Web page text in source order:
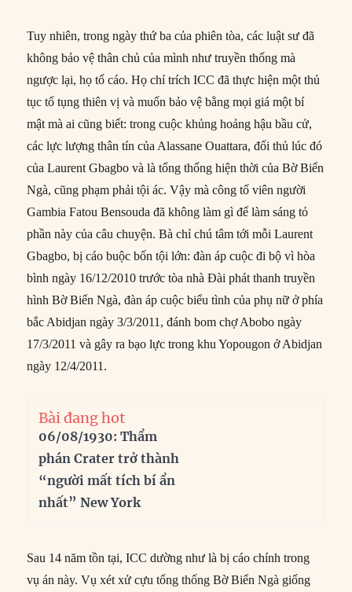
Tuy nhiên, trong ngày thứ ba của phiên tòa, các luật sư đã
không bảo vệ thân chủ của mình như truyền thống mà
ngược lại, họ tố cáo. Họ chỉ trích ICC đã thực hiện một thủ
tục tố tụng thiên vị và muốn bảo vệ bằng mọi giá một bí
mật mà ai cũng biết: trong cuộc khủng hoảng hậu bầu cử,
các lực lượng thân tín của Alassane Ouattara, đối thủ lúc đó
của Laurent Gbagbo và là tổng thống hiện thời của Bờ Biển
Ngà, cũng phạm phải tội ác. Vậy mà công tố viên người
Gambia Fatou Bensouda đã không làm gì để làm sáng tỏ
phần này của câu chuyện. Bà chỉ chú tâm tới mỗi Laurent
Gbagbo, bị cáo buộc bốn tội lớn: đàn áp cuộc đi bộ vì hòa
bình ngày 16/12/2010 trước tòa nhà Đài phát thanh truyền
hình Bờ Biển Ngà, đàn áp cuộc biểu tình của phụ nữ ở phía
bắc Abidjan ngày 3/3/2011, đánh bom chợ Abobo ngày
17/3/2011 và gây ra bạo lực trong khu Yopougon ở Abidjan
ngày 12/4/2011.
Bài đang hot
06/08/1930: Thẩm
phán Crater trở thành
“người mất tích bí ẩn
nhất” New York
Sau 14 năm tồn tại, ICC dường như là bị cáo chính trong
vụ án này. Vụ xét xử cựu tổng thống Bờ Biển Ngà giống